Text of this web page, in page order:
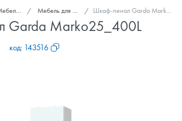
для дома Мебель для ванных комнат Шкаф-пенал Garda Marko25_400L 04.25.400L
Garda Marko25_400L
код: 143516